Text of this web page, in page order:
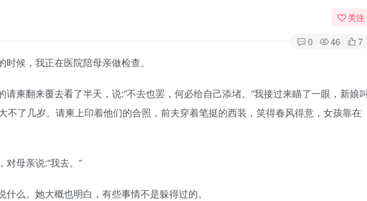
关注
0 46 7
候，我正在医院陪母亲做检查。
柬翻来覆去看了半天，说:”不去也罢，何必给自己添堵。”我接过来瞄了一眼，新娘叫
不了几岁。请柬上印着他们的合照，前夫穿着笔挺的西装，笑得春风得意，女孩靠在
母亲说:”我去。”
么。她大概也明白，有些事情不是躲得过的。